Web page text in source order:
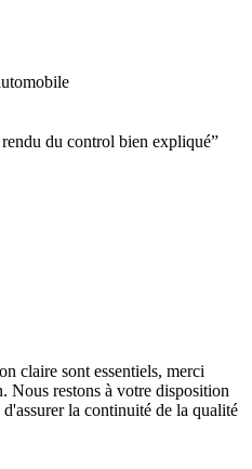
du control bien expliqué”
claire sont essentiels, merci
Nous restons à votre disposition
la continuité de la qualité